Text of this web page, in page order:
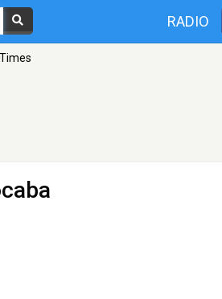
RADIO